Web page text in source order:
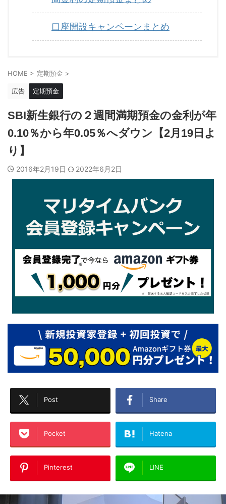
口座開設キャンペーンまとめ
HOME > 定期預金 >
広告 定期預金
SBI新生銀行の２週間満期預金の金利が年
0.10％から年0.05％へダウン【2月19日よ
り】
2016年2月19日 2022年6月2日
Post Share
Pocket Hatena
Pinterest LINE